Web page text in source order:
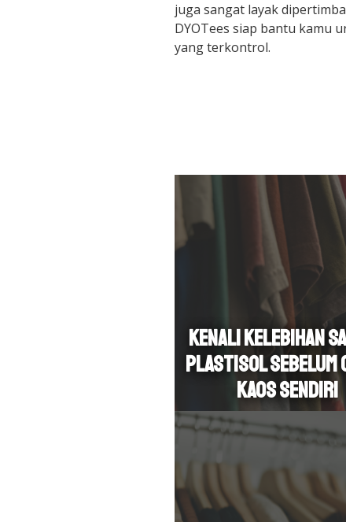
juga sangat layak
DYOTees siap bantu kamu
yang terkontrol.
Kenali Kelebihan
Plastisol Sebelum
Kaos Sendiri